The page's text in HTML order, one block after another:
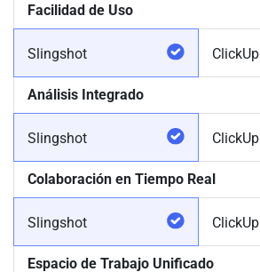
Facilidad de Uso
Slingshot ClickUp
Análisis Integrado
Slingshot ClickUp
Colaboración en Tiempo Real
Slingshot ClickUp
Espacio de Trabajo Unificado